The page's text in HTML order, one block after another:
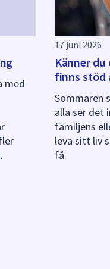
med
17 juni 2026
Känner du
finns stöd
Sommaren
alla ser det
familjens
leva sitt liv
få.